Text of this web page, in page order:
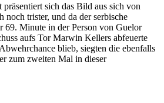
sich das Bild aus sich von
noch trister, und da der serbische
69. Minute in der Person von Guelor
aufs Tor Marwin Kellers abfeuerte
blieb, siegten die ebenfalls
zum zweiten Mal in dieser